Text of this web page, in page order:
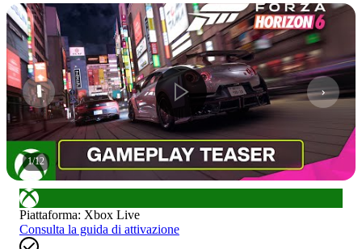
1/12
Piattaforma: Xbox Live
Consulta la guida di attivazione